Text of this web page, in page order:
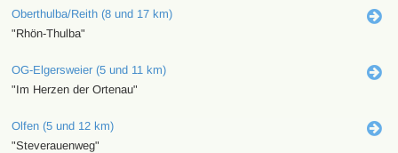
Oberthulba/Reith (8 und 17 km)
"Rhön-Thulba"
OG-Elgersweier (5 und 11 km)
"Im Herzen der Ortenau"
Olfen (5 und 12 km)
"Steverauenweg"